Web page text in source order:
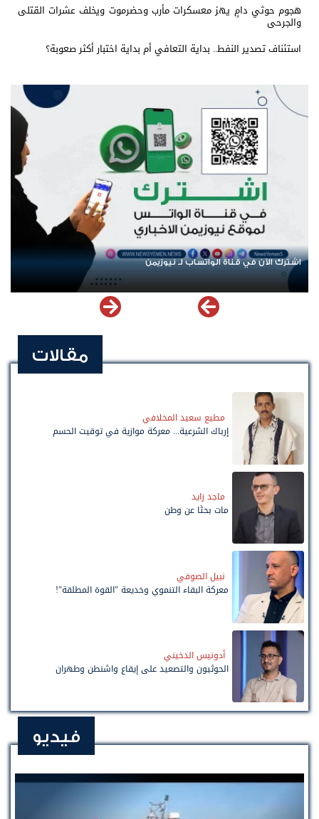
هجوم حوثي دامٍ يهز معسكرات مأرب وحضرموت ويخلف عشرات القتلى
والجرحى
استئناف تصدير النفط.. بداية التعافي أم بداية اختبار أكثر صعوبة؟
اشترك الآن في قناة الواتساب لـ نيوزيمن
مقالات
مطيع سعيد المخلافي
إرباك الشرعية... معركة موازية في توقيت الحسم
ماجد زايد
مات بحثًا عن وطن
نبيل الصوفي
معركة البقاء التنموي وخديعة "القوة المطلقة"!
أدونيس الدخيني
الحوثيون والتصعيد على إيقاع واشنطن وطهران
فيديو